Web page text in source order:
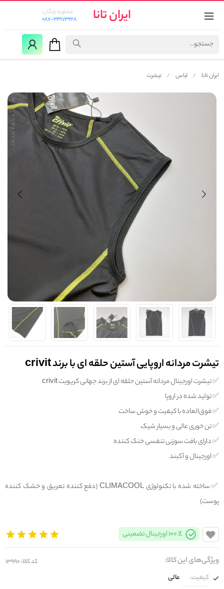
ایران تانا
مشاوره رایگان:
087-33173228
ایران تانا لباس تیشرت
تیشرت مردانه اروپایی آستین حلقه ای با برند crivit
✅️ تیشرت اورجینال مردانه آستین حلقه ای از برند جهانی کریویت crivit
✅️ تولید شده در اروپا
✅️ فوق‌العاده با کیفیت و خوش ساخت
✅️ تن خوری عالی و بسیار شیک
✅️ دارای بافت سوزنی تنفسی خنک کننده
✅️ اورجینال و آکبند
✅️ ساخته شده با تکنولوژی CLIMACOOL (دفع کننده تعریق و خشک کننده
پوست)
100% اورجینال تضمینی
ویژگی‌های این کالا: کد کالا: 13990
کیفیت:
عالی